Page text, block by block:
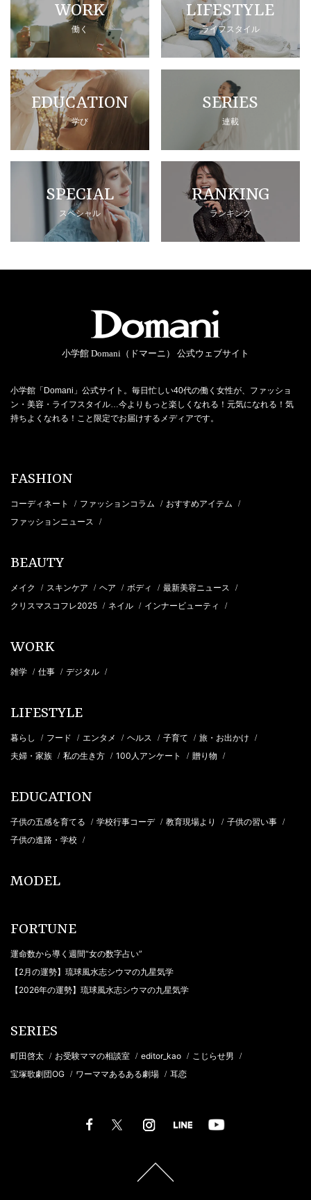
WORK
働く
LIFESTYLE
ライフスタイル
EDUCATION
学び
SERIES
連載
SPECIAL
スペシャル
RANKING
ランキング
小学館 Domani（ドマーニ） 公式ウェブサイト
小学館「Domani」公式サイト。毎日忙しい40代の働く女性が、ファッショ
ン・美容・ライフスタイル…今よりもっと楽しくなれる！元気になれる！気
持ちよくなれる！こと限定でお届けするメディアです。
FASHION
コーディネート / ファッションコラム / おすすめアイテム /
ファッションニュース /
BEAUTY
メイク / スキンケア / ヘア / ボディ / 最新美容ニュース /
クリスマスコフレ2025 / ネイル / インナービューティ /
WORK
雑学 / 仕事 / デジタル /
LIFESTYLE
暮らし / フード / エンタメ / ヘルス / 子育て / 旅・お出かけ /
夫婦・家族 / 私の生き方 / 100人アンケート / 贈り物 /
EDUCATION
子供の五感を育てる / 学校行事コーデ / 教育現場より / 子供の習い事 /
子供の進路・学校 /
MODEL
FORTUNE
運命数から導く週間“女の数字占い”
【2月の運勢】琉球風水志シウマの九星気学
【2026年の運勢】琉球風水志シウマの九星気学
SERIES
町田啓太 / お受験ママの相談室 / editor_kao / こじらせ男 /
宝塚歌劇団OG / ワーママあるある劇場 / 耳恋